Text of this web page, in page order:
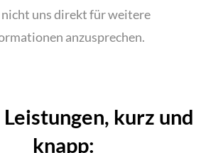
nicht uns direkt für weitere
anzusprechen.
kurz und
knapp: